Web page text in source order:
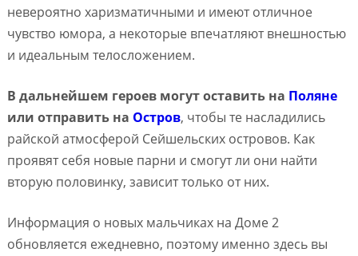
невероятно харизматичными и имеют отличное
чувство юмора, а некоторые впечатляют внешностью
и идеальным телосложением.
В дальнейшем героев могут оставить на Поляне
или отправить на Остров, чтобы те насладились
райской атмосферой Сейшельских островов. Как
проявят себя новые парни и смогут ли они найти
вторую половинку, зависит только от них.
Информация о новых мальчиках на Доме 2
обновляется ежедневно, поэтому именно здесь вы